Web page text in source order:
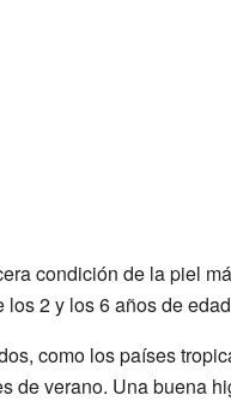
condición de la piel
2 y los 6 años de
como los países
de verano. Una buena